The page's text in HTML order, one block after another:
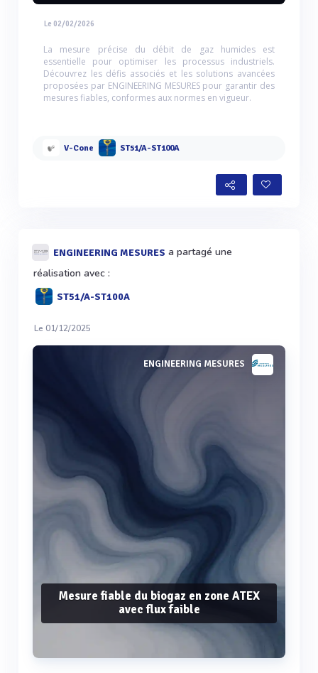
Le 02/02/2026
La mesure précise du débit de gaz humides est
essentielle pour optimiser les processus industriels.
Découvrez les défis associés et les solutions avancées
proposées par ENGINEERING MESURES pour garantir des
mesures fiables, conformes aux normes en vigueur.
V-Cone ST51/A-ST100A
ENGINEERING MESURES a partagé une
réalisation avec :
ST51/A-ST100A
Le 01/12/2025
ENGINEERING MESURES
Mesure fiable du biogaz en zone ATEX
avec flux faible